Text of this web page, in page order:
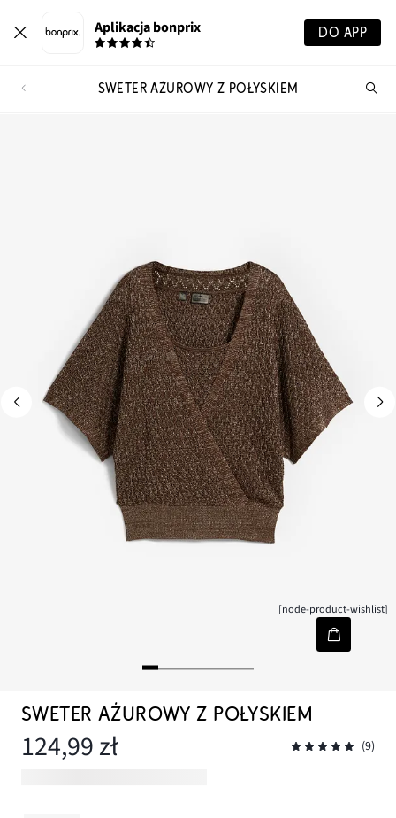
Aplikacja bonprix DO APP
SWETER AŻUROWY Z POŁYSKIEM
[node-product-wishlist]
SWETER AŻUROWY Z POŁYSKIEM
124,99 zł (9)